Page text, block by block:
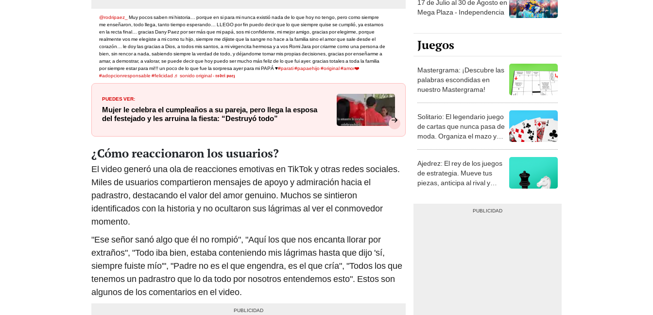
@rodripaez_
Muy pocos saben mi historia… porque en si para mi nunca existió nada de lo que hoy no tengo, pero como siempre
me enseñaron, todo llega, tanto tiempo esperando… LLEGO por fin puedo decir que lo que siempre quise se cumplió, ya estamos
en la recta final… gracias Dany Paez por ser más que mi papá, sos mi confidente, mi mejor amigo, gracias por elegirme, porque
realmente vos me elegiste a mi como tu hijo, siempre me dijiste que la sangre no hace a la familia sino el amor que sale desde el
corazón… le doy las gracias a Dios, a todos mis santos, a mi virgencita hermosa y a vos Romi Jara por criarme como una persona de
bien, sin rencor a nada, sabiendo siempre la verdad de todo, y déjandome tomar mis propias decisiones, gracias por enseñarme a
amar, a demostrar, a valorar, se puede decir que hoy puedo ser mucho más feliz de lo que fui ayer. gracias totales a toda la familia
por siempre estar para mi!!! un poco de lo que fue la sorpresa ayer para mi PAPÁ ♥️#parati#papaehijo#original#amor❤️
#adopcionresponsable #felicidad ♬ sonido original - 𝖗𝖔𝖉𝖗𝖎 𝖕𝖆𝖊𝖟
PUEDES VER:
Mujer le celebra el cumpleaños a su pareja, pero llega la esposa
del festejado y les arruina la fiesta: “Destruyó todo”
¿Cómo reaccionaron los usuarios?
El video generó una ola de reacciones emotivas en TikTok y otras redes sociales.
Miles de usuarios compartieron mensajes de apoyo y admiración hacia el
padrastro, destacando el valor del amor genuino. Muchos se sintieron
identificados con la historia y no ocultaron sus lágrimas al ver el conmovedor
momento.
"Ese señor sanó algo que él no rompió", "Aquí los que nos encanta llorar por
extraños", "Todo iba bien, estaba conteniendo mis lágrimas hasta que dijo 'sí,
siempre fuiste mío'", "Padre no es el que engendra, es el que cría", "Todos los que
tenemos un padrastro que lo da todo por nosotros entendemos esto". Estos son
algunos de los comentarios en el video.
17 de Julio al 30 de Agosto en
Mega Plaza - Independencia
Juegos
Mastergrama: ¡Descubre las
palabras escondidas en
nuestro Mastergrama!
Solitario: El legendario juego
de cartas que nunca pasa de
moda. Organiza el mazo y
Ajedrez: El rey de los juegos
de estrategia. Mueve tus
piezas, anticipa al rival y